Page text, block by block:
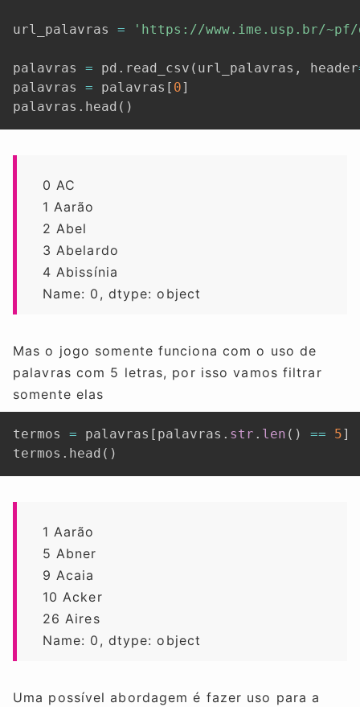
url_palavras = 'https://www.ime.usp.br/
palavras = pd . read_csv ( url_palavras , header
palavras = palavras [ 0]
palavras . head ( )
0 AC
1 Aarão
2 Abel
3 Abelardo
4 Abissínia
Name: 0, dtype: object
Mas o jogo somente funciona com o uso de
palavras com 5 letras, por isso vamos filtrar
somente elas
termos = palavras [ palavras . str . len ( ) == 5]
termos . head ( )
1 Aarão
5 Abner
9 Acaia
10 Acker
26 Aires
Name: 0, dtype: object
Uma possível abordagem é fazer uso para a